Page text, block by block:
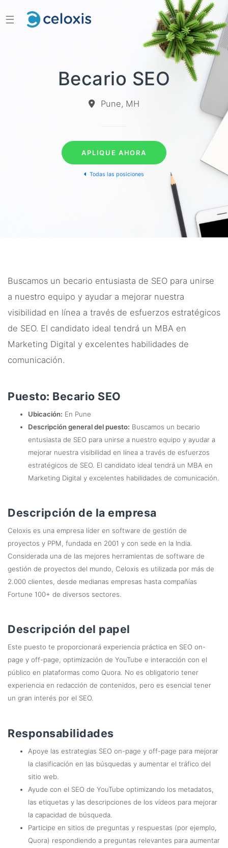
☰
Becario SEO
Pune, MH
APLIQUE AHORA
Todas las posiciones
Buscamos un becario entusiasta de SEO para unirse
a nuestro equipo y ayudar a mejorar nuestra
visibilidad en línea a través de esfuerzos estratégicos
de SEO. El candidato ideal tendrá un MBA en
Marketing Digital y excelentes habilidades de
comunicación.
Puesto: Becario SEO
Ubicación: En Pune
Descripción general del puesto: Buscamos un becario
entusiasta de SEO para unirse a nuestro equipo y ayudar a
mejorar nuestra visibilidad en línea a través de esfuerzos
estratégicos de SEO. El candidato ideal tendrá un MBA en
Marketing Digital y excelentes habilidades de comunicación.
Descripción de la empresa
Celoxis es una empresa líder en software de gestión de
proyectos y PPM, fundada en 2001 y con sede en la India.
Considerada una de las mejores herramientas de software de
gestión de proyectos del mundo, Celoxis es utilizada por más de
2.000 clientes, desde medianas empresas hasta compañías
Fortune 100+ de diversos sectores.
Descripción del papel
Este puesto te proporcionará experiencia práctica en SEO on-
page y off-page, optimización de YouTube e interacción con el
público en plataformas como Quora. No es obligatorio tener
experiencia en redacción de contenidos, pero es esencial tener
un gran interés por el SEO.
Responsabilidades
Apoye las estrategias SEO on-page y off-page para mejorar
la clasificación en las búsquedas y aumentar el tráfico del
sitio web.
Ayude con el SEO de YouTube optimizando los metadatos,
las etiquetas y las descripciones de los vídeos para mejorar
la capacidad de búsqueda.
Participe en sitios de preguntas y respuestas (por ejemplo,
Quora) respondiendo a preguntas relevantes para aumentar